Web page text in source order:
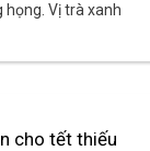
Vị trà xanh
cho tết thiếu